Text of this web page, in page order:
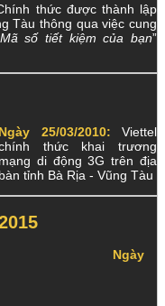
thức được thành lập
Tàu thông qua việc cung
số tiết kiệm của bạn”
Ngày 25/03/2010:
Viettel
thức khai trương
mạng di động 3G trên địa
bàn tỉnh Bà Rịa - Vũng Tàu
Ngày